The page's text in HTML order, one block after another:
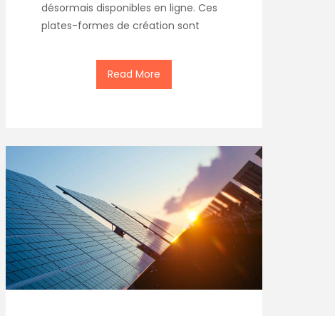
désormais disponibles en ligne. Ces
plates-formes de création sont
Read More